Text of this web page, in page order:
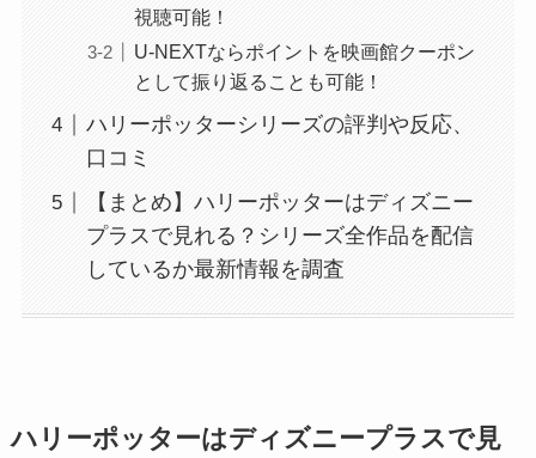
視聴可能！
U-NEXTならポイントを映画館クーポン
として振り返ることも可能！
ハリーポッターシリーズの評判や反応、
口コミ
【まとめ】ハリーポッターはディズニー
プラスで見れる？シリーズ全作品を配信
しているか最新情報を調査
ハリーポッターはディズニープラスで見